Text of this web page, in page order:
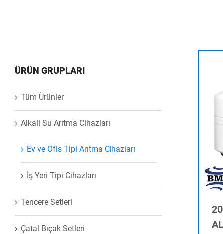
ÜRÜN GRUPLARI
Tüm Ürünler
Alkali Su Arıtma Cihazları
Ev ve Ofis Tipi Arıtma Cihazları
İş Yeri Tipi Cihazları
Tencere Setleri
Çatal Bıçak Setleri